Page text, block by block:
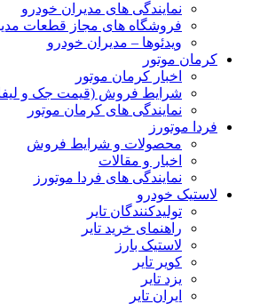
نمایندگی های مدیران خودرو
فروشگاه های مجاز قطعات
ویدئوها – مدیران خودرو
کرمان موتور
اخبار کرمان موتور
شرایط فروش (قیمت جک و
نمایندگی های کرمان موتور
فردا موتورز
محصولات و شرایط فروش
اخبار و مقالات
نمایندگی های فردا موتورز
لاستیک خودرو
تولیدکنندگان تایر
راهنمای خرید تایر
لاستیک بارز
کویر تایر
یزد تایر
ایران تایر